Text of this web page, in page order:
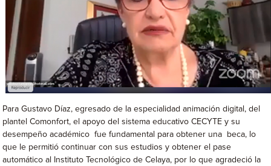
Para Gustavo Díaz, egresado de la especialidad animación digital, del
plantel Comonfort, el apoyo del sistema educativo CECYTE y su
desempeño académico fue fundamental para obtener una beca, lo
que le permitió continuar con sus estudios y obtener el pase
automático al Instituto Tecnológico de Celaya, por lo que agradeció la